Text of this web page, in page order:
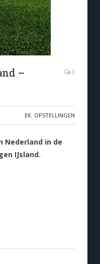
–
0
EK, OPSTELLINGEN
Nederland in de
IJsland.